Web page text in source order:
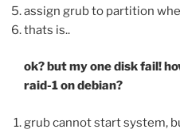
assign grub to partition
thats is..
ok? but my one disk fail!
raid-1 on debian?
grub cannot start system,